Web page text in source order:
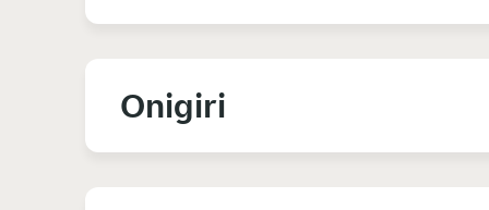
Onigiri